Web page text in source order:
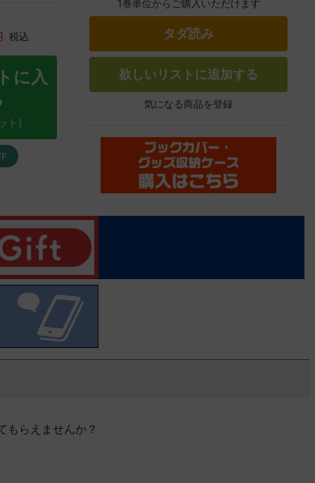
税込
に入
ト)
1巻単位からご購入いただけます
タダ読み
欲しいリストに追加する
気になる商品を登録
もらえませんか？